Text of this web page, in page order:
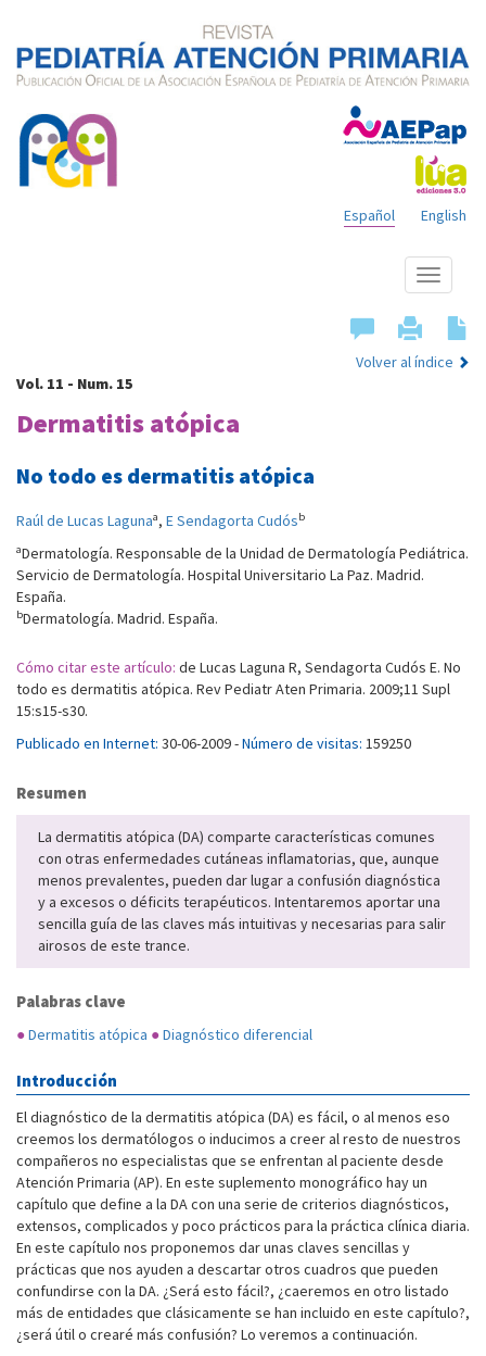
English
Español
Mostrar
menú
Volver al índice
Vol. 11 - Num. 15
Dermatitis atópica
No todo es dermatitis atópica
Raúl de Lucas Lagunaa, E Sendagorta Cudósb
aDermatología. Responsable de la Unidad de Dermatología Pediátrica.
Servicio de Dermatología. Hospital Universitario La Paz. Madrid.
España.
bDermatología. Madrid. España.
Cómo citar este artículo: de Lucas Laguna R, Sendagorta Cudós E. No
todo es dermatitis atópica. Rev Pediatr Aten Primaria. 2009;11 Supl
15:s15-s30.
Publicado en Internet: 30-06-2009 -Número de visitas: 159250
Resumen
La dermatitis atópica (DA) comparte características comunes
con otras enfermedades cutáneas inflamatorias, que, aunque
menos prevalentes, pueden dar lugar a confusión diagnóstica
y a excesos o déficits terapéuticos. Intentaremos aportar una
sencilla guía de las claves más intuitivas y necesarias para salir
airosos de este trance.
Palabras clave
●Dermatitis atópica ●Diagnóstico diferencial
Introducción
El diagnóstico de la dermatitis atópica (DA) es fácil, o al menos eso
creemos los dermatólogos o inducimos a creer al resto de nuestros
compañeros no especialistas que se enfrentan al paciente desde
Atención Primaria (AP). En este suplemento monográfico hay un
capítulo que define a la DA con una serie de criterios diagnósticos,
extensos, complicados y poco prácticos para la práctica clínica diaria.
En este capítulo nos proponemos dar unas claves sencillas y
prácticas que nos ayuden a descartar otros cuadros que pueden
confundirse con la DA. ¿Será esto fácil?, ¿caeremos en otro listado
más de entidades que clásicamente se han incluido en este capítulo?,
¿será útil o crearé más confusión? Lo veremos a continuación.